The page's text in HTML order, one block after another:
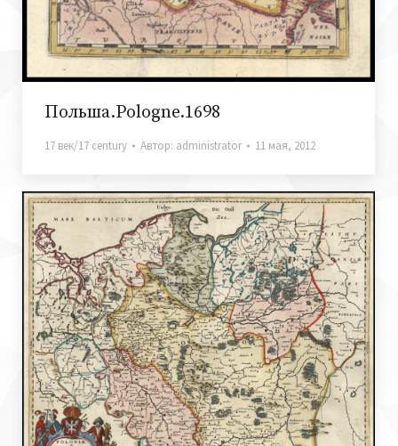
Польша.Pologne.1698
17 век/17 century Автор: administrator 11 мая, 2012